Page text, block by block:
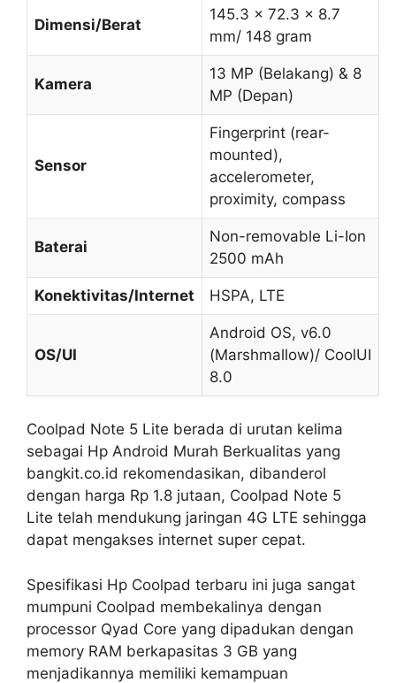
Dimensi/Berat
145.3 x 72.3 x 8.7
mm/ 148 gram
Kamera
13 MP (Belakang) & 8
MP (Depan)
Sensor
Fingerprint (rear-
mounted),
accelerometer,
proximity, compass
Baterai
Non-removable Li-Ion
2500 mAh
Konektivitas/Internet HSPA, LTE
OS/UI
Android OS, v6.0
(Marshmallow)/ CoolUI
8.0
Coolpad Note 5 Lite berada di urutan kelima
sebagai Hp Android Murah Berkualitas yang
bangkit.co.id rekomendasikan, dibanderol
dengan harga Rp 1.8 jutaan, Coolpad Note 5
Lite telah mendukung jaringan 4G LTE sehingga
dapat mengakses internet super cepat.
Spesifikasi Hp Coolpad terbaru ini juga sangat
mumpuni Coolpad membekalinya dengan
processor Qyad Core yang dipadukan dengan
memory RAM berkapasitas 3 GB yang
menjadikannya memiliki kemampuan